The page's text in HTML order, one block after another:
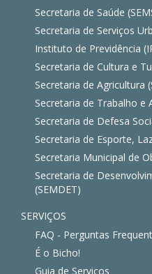
Secretaria de Saúde
Secretaria de Serviços
Instituto de Previdência
Secretaria de Cultura e
Secretaria de Agricultura
Secretaria de Trabalho e
Secretaria de Defesa
Secretaria de Esporte,
Secretaria Municipal de
Secretaria de
(SEMDET)
SERVIÇOS
FAQ - Perguntas
É o Bicho!
Guia de Serviços